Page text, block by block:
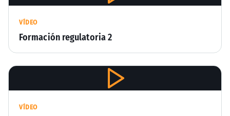
VÍDEO
Formación regulatoria 2
VÍDEO